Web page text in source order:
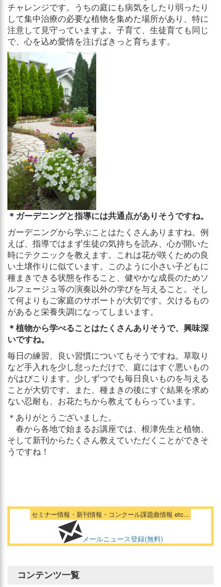
チャレンジです。うちの庭にも病気をしたり弱ったり
して集中治療の必要な植物を集めた場所があり、特に
注意して見守っていますよ。子育て、生徒育ても同じ
で、心を込め愛情を注げばきっと育ちます。
＊ガーデニングと指導には共通点がありそうですね。
ガーデニングから学ぶことはたくさんありますね。例
えば、指導ではまず生徒の気持ちを読み、心が開いた
時にテクニックを教えます。これは花が咲くための良
い土壌作りに似ています。このように小さい子どもに
種まきできる状態を作ること、健やかな成長のためソ
ルフェージュ等の演奏以外の学びを与えること。そし
て何よりもご家庭のサポートが大切です。欠けるもの
があると栄養失調になってしまいます。
＊植物から学べることはたくさんありそうで、興味深
いですね。
毎日の練習、良い習慣についてもそうですね。草取り
など手入れを少し怠っただけで、庭にはすぐ悪いもの
がはびこります。少しずつでも毎日良いものを与える
ことが大切です。また、種まきの後にすぐ結果を求め
ない忍耐も、お花たちから教えてもらっています。
＊ありがとうございました。
春から各地で始まるお講座では、根津先生と植物、
そして新刊からたくさん教えていただくことができそ
うですね！
セミナー情報・新刊情報・コンクール課題曲情報 etc...
メールニュース登録(無料)
コンテンツ一覧